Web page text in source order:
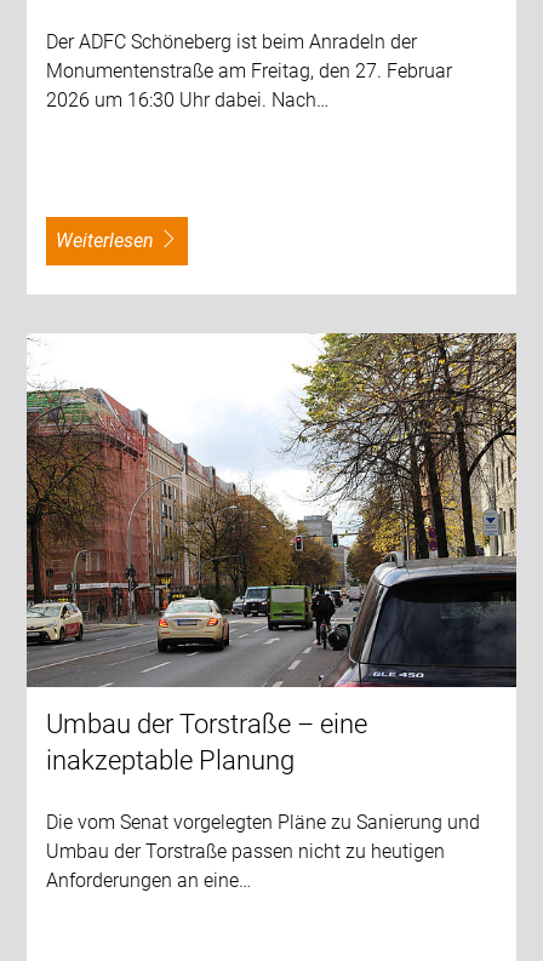
Der ADFC Schöneberg ist beim Anradeln der
Monumentenstraße am Freitag, den 27. Februar
2026 um 16:30 Uhr dabei. Nach…
weiterlesen
Umbau der Torstraße – eine
inakzeptable Planung
Die vom Senat vorgelegten Pläne zu Sanierung und
Umbau der Torstraße passen nicht zu heutigen
Anforderungen an eine…